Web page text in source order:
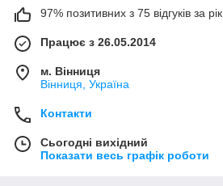
97% позитивних з 75 відгуків за рік
Працює з 26.05.2014
м. Вінниця
Вінниця, Україна
Контакти
Сьогодні вихідний
Показати весь графік роботи